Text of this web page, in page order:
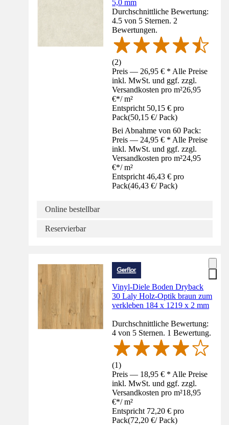
5,0 mm
Durchschnittliche Bewertung:
4.5 von 5 Sternen. 2
Bewertungen.
(2)
Preis — 26,95 € * Alle Preise
inkl. MwSt. und ggf. zzgl.
Versandkosten pro m²26,95
€*/ m²
Entspricht 50,15 € pro
Pack(50,15 €/ Pack)
Bei Abnahme von 60 Pack:
Preis — 24,95 € * Alle Preise
inkl. MwSt. und ggf. zzgl.
Versandkosten pro m²24,95
€*/ m²
Entspricht 46,43 € pro
Pack(46,43 €/ Pack)
Online bestellbar
Reservierbar
Vinyl-Diele Boden Dryback
30 Laly Holz-Optik braun zum
verkleben 184 x 1219 x 2 mm
Durchschnittliche Bewertung:
4 von 5 Sternen. 1 Bewertung.
(1)
Preis — 18,95 € * Alle Preise
inkl. MwSt. und ggf. zzgl.
Versandkosten pro m²18,95
€*/ m²
Entspricht 72,20 € pro
Pack(72,20 €/ Pack)